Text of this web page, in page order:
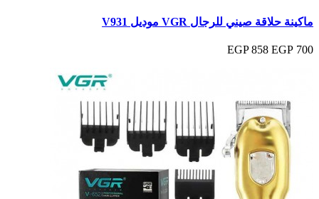
ماكينة حلاقة صيني للرجال VGR موديل V931
700 EGP
858 EGP